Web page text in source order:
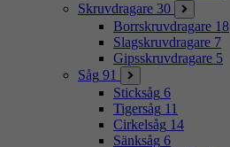
Skruvdragare 30
Borrskruvdragare 18
Slagskruvdragare 7
Gipsskruvdragare 5
Såg 91
Sticksåg 6
Tigersåg 11
Cirkelsåg 14
Sänksåg 6